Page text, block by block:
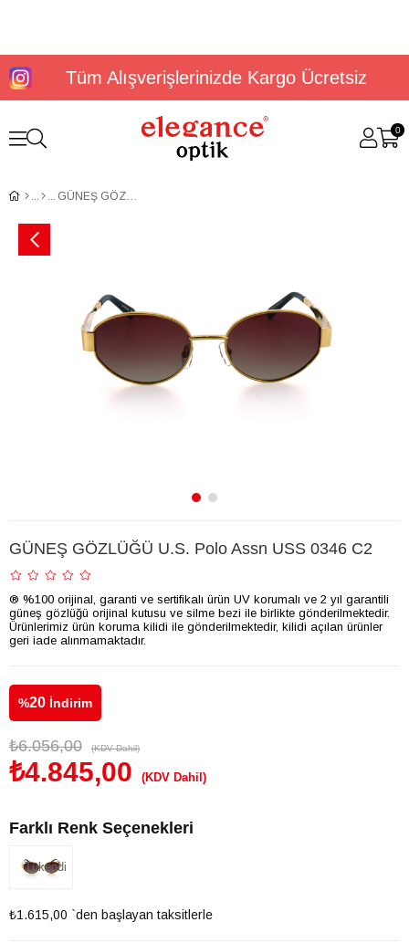
Tüm Alışverişlerinizde Kargo Ücretsiz
0
GÜNEŞ GÖZLÜĞÜ U.S. Polo Assn USS 0346 C2
GÜNEŞ GÖZLÜĞÜ U.S. Polo Assn USS 0346 C2
® %100 orijinal, garanti ve sertifikalı ürün UV korumalı ve 2 yıl garantili
güneş gözlüğü orijinal kutusu ve silme bezi ile birlikte gönderilmektedir.
Ürünlerimiz ürün koruma kilidi ile gönderilmektedir, kilidi açılan ürünler
geri iade alınmamaktadır.
%20 İndirim
₺6.056,00 (KDV Dahil)
₺4.845,00 (KDV Dahil)
Farklı Renk Seçenekleri
Tükendi
₺1.615,00 `den başlayan taksitlerle